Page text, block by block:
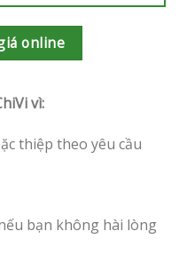
online
vì:
thiệp theo yêu cầu
bạn không hài lòng